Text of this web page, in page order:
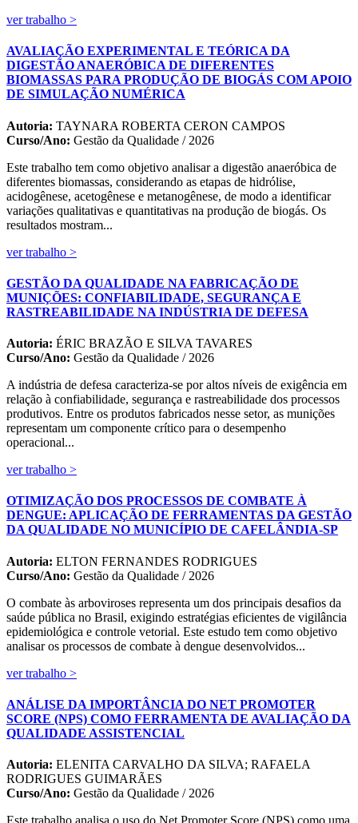
ver trabalho >
AVALIAÇÃO EXPERIMENTAL E TEÓRICA DA
DIGESTÃO ANAERÓBICA DE DIFERENTES
BIOMASSAS PARA PRODUÇÃO DE BIOGÁS COM APOIO
DE SIMULAÇÃO NUMÉRICA
Autoria: TAYNARA ROBERTA CERON CAMPOS
Curso/Ano: Gestão da Qualidade / 2026
Este trabalho tem como objetivo analisar a digestão anaeróbica de
diferentes biomassas, considerando as etapas de hidrólise,
acidogênese, acetogênese e metanogênese, de modo a identificar
variações qualitativas e quantitativas na produção de biogás. Os
resultados mostram...
ver trabalho >
GESTÃO DA QUALIDADE NA FABRICAÇÃO DE
MUNIÇÕES: CONFIABILIDADE, SEGURANÇA E
RASTREABILIDADE NA INDÚSTRIA DE DEFESA
Autoria: ÉRIC BRAZÃO E SILVA TAVARES
Curso/Ano: Gestão da Qualidade / 2026
A indústria de defesa caracteriza-se por altos níveis de exigência em
relação à confiabilidade, segurança e rastreabilidade dos processos
produtivos. Entre os produtos fabricados nesse setor, as munições
representam um componente crítico para o desempenho
operacional...
ver trabalho >
OTIMIZAÇÃO DOS PROCESSOS DE COMBATE À
DENGUE: APLICAÇÃO DE FERRAMENTAS DA GESTÃO
DA QUALIDADE NO MUNICÍPIO DE CAFELÂNDIA-SP
Autoria: ELTON FERNANDES RODRIGUES
Curso/Ano: Gestão da Qualidade / 2026
O combate às arboviroses representa um dos principais desafios da
saúde pública no Brasil, exigindo estratégias eficientes de vigilância
epidemiológica e controle vetorial. Este estudo tem como objetivo
analisar os processos de combate à dengue desenvolvidos...
ver trabalho >
ANÁLISE DA IMPORTÂNCIA DO NET PROMOTER
SCORE (NPS) COMO FERRAMENTA DE AVALIAÇÃO DA
QUALIDADE ASSISTENCIAL
Autoria: ELENITA CARVALHO DA SILVA; RAFAELA
RODRIGUES GUIMARÃES
Curso/Ano: Gestão da Qualidade / 2026